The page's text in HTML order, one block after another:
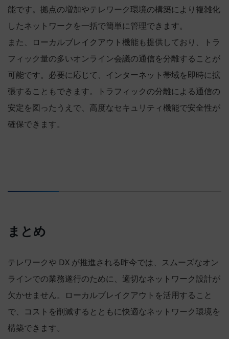
能です。拠点の増加やテレワーク環境の構築により複雑化
したネットワークを一括で簡単に管理できます。
また、ローカルブレイクアウト機能も提供しており、トラ
フィック量の多いオンライン会議の通信を分離することが
可能です。必要に応じて、インターネット帯域を即時に拡
張することもできます。トラフィックの分離による通信の
安定を図ったうえで、高度なセキュリティ機能で安全性が
確保できます。
まとめ
テレワークや DX が推進される昨今では、スムーズなオン
ラインでの業務遂行のために、適切なネットワーク設計が
欠かせません。ローカルブレイクアウトを活用すること
で、コストを削減するとともに快適なネットワーク環境を
構築できます。